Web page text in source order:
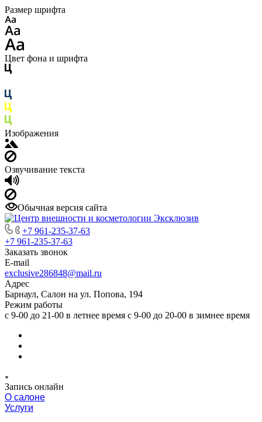
Размер шрифта
Цвет фона и шрифта
Изображения
Озвучивание текста
Обычная версия сайта
+7 961-235-37-63
+7 961-235-37-63
Заказать звонок
E-mail
exclusive286848@mail.ru
Адрес
Барнаул, Салон на ул. Попова, 194
Режим работы
с 9-00 до 21-00 в летнее время с 9-00 до 20-00 в зимнее время
Запись онлайн
О салоне
Услуги